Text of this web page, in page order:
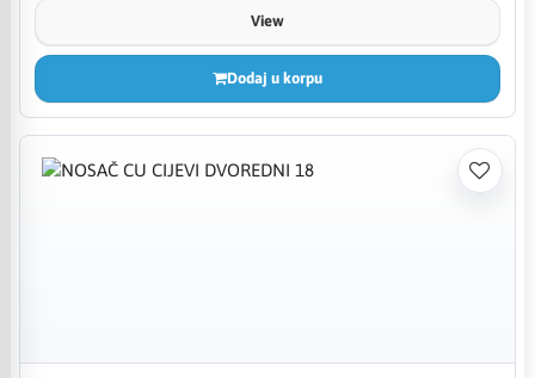
View
Dodaj u korpu